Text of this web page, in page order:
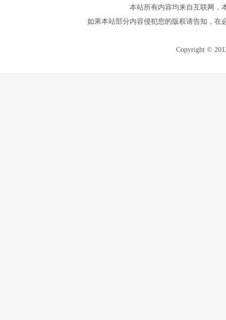
本站所有内容均来自互联网，
如果本站部分内容侵犯您的版权请告知，在
Copyright ©